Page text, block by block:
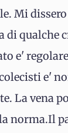
Mi
qualche
e'
e'
vena
norma.Il